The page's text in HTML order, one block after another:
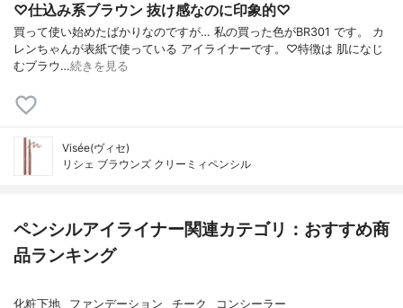
♡仕込み系ブラウン 抜け感なのに印象的♡
買って使い始めたばかりなのですが… 私の買った色がBR301 です。 カ
レンちゃんが表紙で使っている アイライナーです。♡特徴は 肌になじ
むブラウ…続きを見る
Visée(ヴィセ)
リシェ ブラウンズ クリーミィペンシル
ペンシルアイライナー関連カテゴリ：おすすめ商
品ランキング
化粧下地 ファンデーション チーク コンシーラー